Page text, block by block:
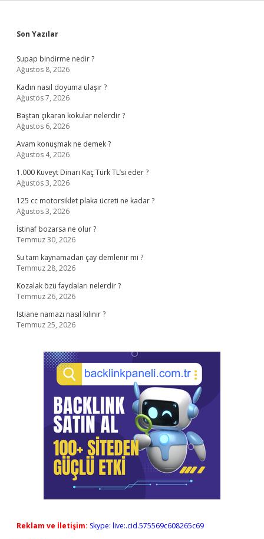
Sidebar
Son Yazılar
Supap bindirme nedir ?
Ağustos 8, 2026
Kadın nasıl doyuma ulaşır ?
Ağustos 7, 2026
Baştan çıkaran kokular nelerdir ?
Ağustos 6, 2026
Avam konuşmak ne demek ?
Ağustos 4, 2026
1.000 Kuveyt Dinarı Kaç Türk TL’si eder ?
Ağustos 3, 2026
125 cc motorsiklet plaka ücreti ne kadar ?
Ağustos 3, 2026
İstinaf bozarsa ne olur ?
Temmuz 30, 2026
Su tam kaynamadan çay demlenir mi ?
Temmuz 28, 2026
Kozalak özü faydaları nelerdir ?
Temmuz 26, 2026
Istiane namazı nasıl kılınır ?
Temmuz 25, 2026
Reklam ve İletişim: Skype: live:.cid.575569c608265c69